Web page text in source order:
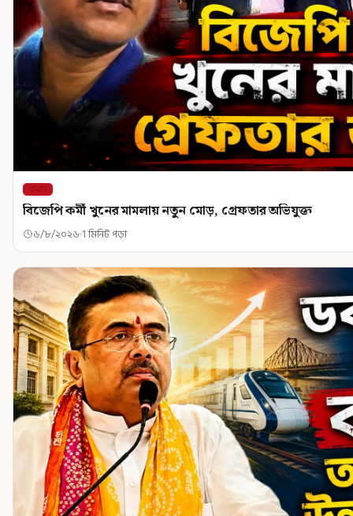
রাজ্য
বিজেপি কর্মী খুনের মামলায় নতুন মোড়, গ্রেফতার অভিযুক্ত
৬/৮/২০২৬ 1 মিনিট পড়া